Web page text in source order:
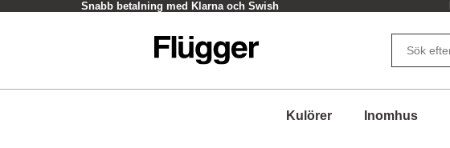
Snabb betalning med Klarna och Swish
Kulörer Inomhus